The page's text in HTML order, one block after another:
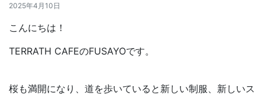
2025年4月10日
こんにちは！
TERRATH CAFEのFUSAYOです。
桜も満開になり、道を歩いていると新しい制服、新しいス